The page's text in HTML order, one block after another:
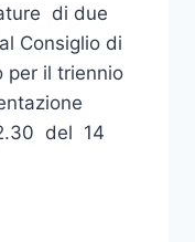
di due
Consiglio di
per il triennio
del 14